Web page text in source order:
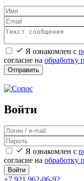
Я ознакомлен с
согласие на обработку
Отправить
Войти
Я ознакомлен с
согласие на обработку
Войти